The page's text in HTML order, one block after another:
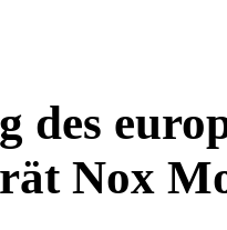
des
Nox